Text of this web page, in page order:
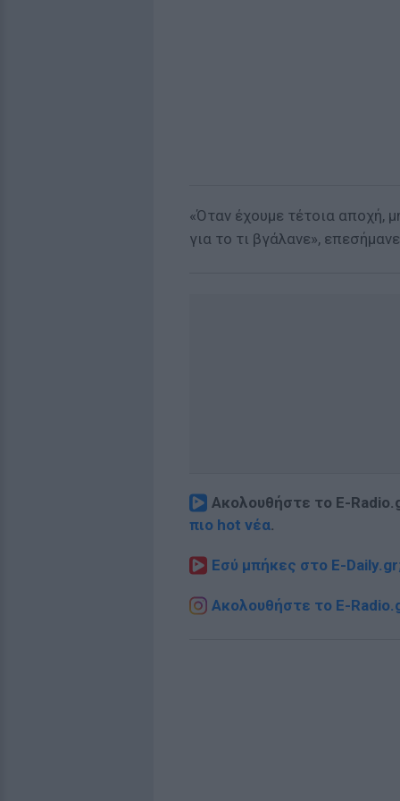
«Όταν έχουμε τέτοια αποχή,
για το τι βγάλανε»,
Ακολουθήστε το E-
πιο hot νέα.
Εσύ μπήκες στο E-
Ακολουθήστε το E-